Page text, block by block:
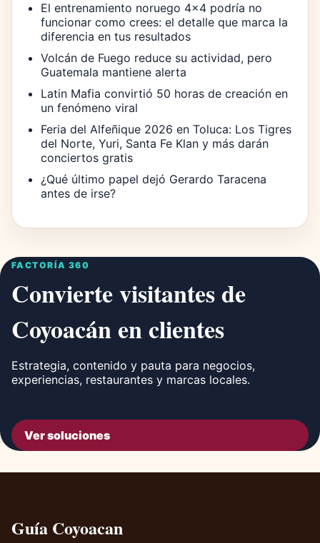
El entrenamiento noruego 4×4 podría no
funcionar como crees: el detalle que marca la
diferencia en tus resultados
Volcán de Fuego reduce su actividad, pero
Guatemala mantiene alerta
Latin Mafia convirtió 50 horas de creación en
un fenómeno viral
Feria del Alfeñique 2026 en Toluca: Los Tigres
del Norte, Yuri, Santa Fe Klan y más darán
conciertos gratis
¿Qué último papel dejó Gerardo Taracena
antes de irse?
FACTORÍA 360
Convierte visitantes de
Coyoacán en clientes
Estrategia, contenido y pauta para negocios,
experiencias, restaurantes y marcas locales.
Ver soluciones
Guía Coyoacan